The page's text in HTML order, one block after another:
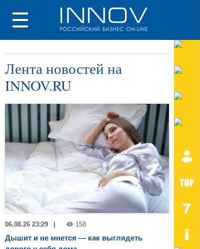
Лента новостей на
INNOV.RU
06.08.26 23:29 158
Дышит и не мнется — как выглядеть